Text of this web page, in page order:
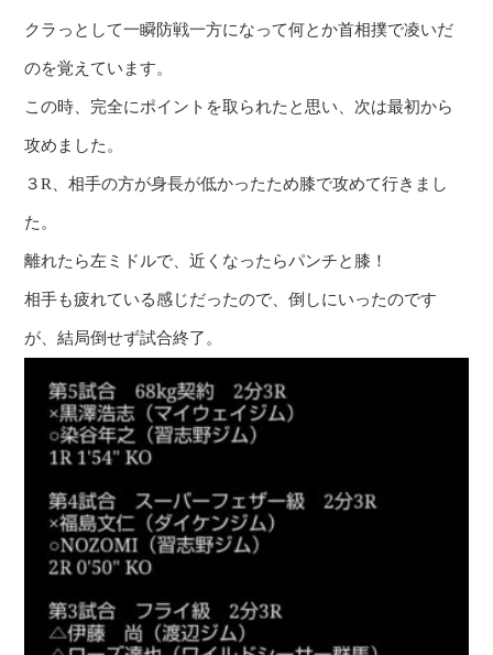
クラっとして一瞬防戦一方になって何とか首相撲で凌いだ
のを覚えています。
この時、完全にポイントを取られたと思い、次は最初から
攻めました。
３R、相手の方が身長が低かったため膝で攻めて行きまし
た。
離れたら左ミドルで、近くなったらパンチと膝！
相手も疲れている感じだったので、倒しにいったのです
が、結局倒せず試合終了。